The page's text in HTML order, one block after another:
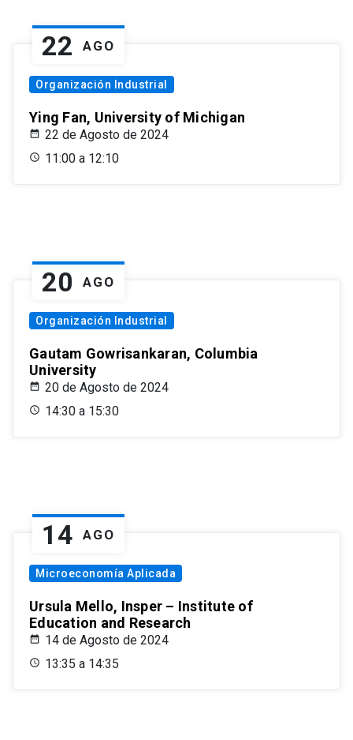
22 AGO
Organización Industrial
Ying Fan, University of Michigan
22 de Agosto de 2024
11:00 a 12:10
20 AGO
Organización Industrial
Gautam Gowrisankaran, Columbia
University
20 de Agosto de 2024
14:30 a 15:30
14 AGO
Microeconomía Aplicada
Ursula Mello, Insper – Institute of
Education and Research
14 de Agosto de 2024
13:35 a 14:35